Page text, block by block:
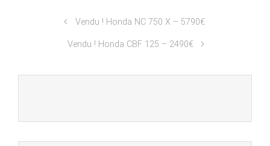
Vendu ! Honda NC 750 X – 5790€
Vendu ! Honda CBF 125 – 2490€